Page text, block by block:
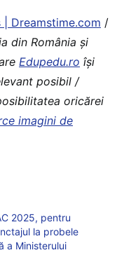
| Dreamstime.com /
din România şi
Edupedu.ro îşi
posibil /
oricărei
imagini de
2025, pentru
la probele
a Ministerului